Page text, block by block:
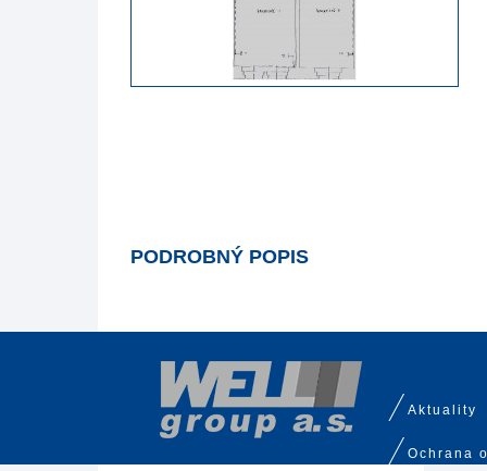
PODROBNÝ POPIS
Aktuality
Ochrana